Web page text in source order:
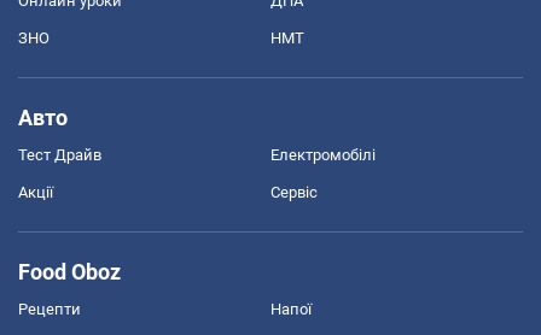
ЗНО НМТ
Авто
Тест Драйв Електромобілі
Акції Сервіс
Food Oboz
Рецепти Напої